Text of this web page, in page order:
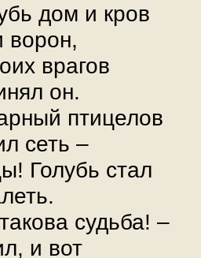
дом и кров
ворон,
врагов
он.
птицелов
сеть –
Голубь стал
судьба! –
и вот